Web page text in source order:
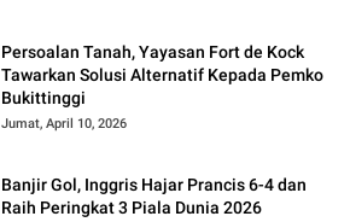
Persoalan Tanah, Yayasan Fort de Kock
Tawarkan Solusi Alternatif Kepada Pemko
Bukittinggi
Jumat, April 10, 2026
Banjir Gol, Inggris Hajar Prancis 6-4 dan
Raih Peringkat 3 Piala Dunia 2026